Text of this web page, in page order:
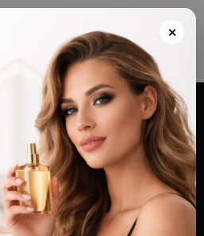
e Continental e Península Espanhola
nas nossas instalações em Almada
no final do pedido)
×